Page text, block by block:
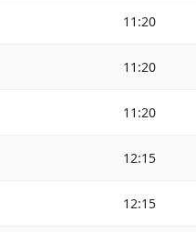
11:20
11:20
11:20
12:15
12:15